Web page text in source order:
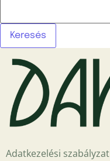
Adatkezelési szabályzat